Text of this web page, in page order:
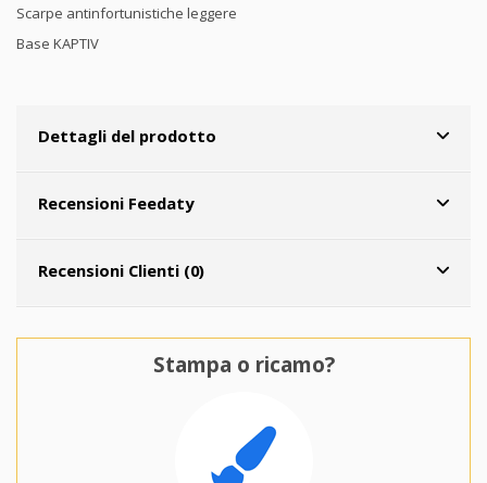
Scarpe antinfortunistiche leggere
Base KAPTIV
Dettagli del prodotto
Recensioni Feedaty
Recensioni Clienti (0)
Stampa o ricamo?